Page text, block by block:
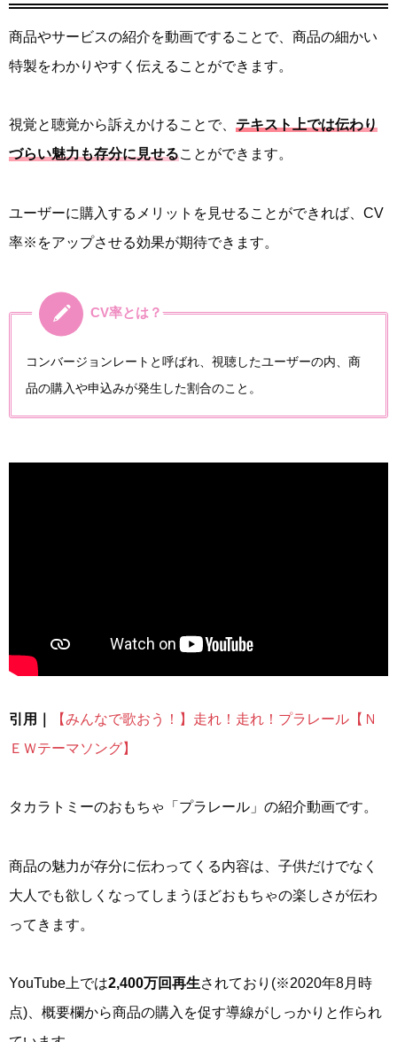
商品やサービスの紹介を動画ですることで、商品の細かい
特製をわかりやすく伝えることができます。
視覚と聴覚から訴えかけることで、 テキスト上では伝わり
づらい魅力も存分に見せることができます。
ユーザーに購入するメリットを見せることができれば、CV
率※をアップさせる効果が期待できます。
CV率とは？
コンバージョンレートと呼ばれ、視聴したユーザーの内、商
品の購入や申込みが発生した割合のこと。
引用｜
【みんなで歌おう！】走れ！走れ！プラレール【Ｎ
ＥＷテーマソング】
タカラトミーのおもちゃ「プラレール」の紹介動画です。
商品の魅力が存分に伝わってくる内容は、子供だけでなく
大人でも欲しくなってしまうほどおもちゃの楽しさが伝わ
ってきます。
YouTube上では2,400万回再生されており(※2020年8月時
点)、概要欄から商品の購入を促す導線がしっかりと作られ